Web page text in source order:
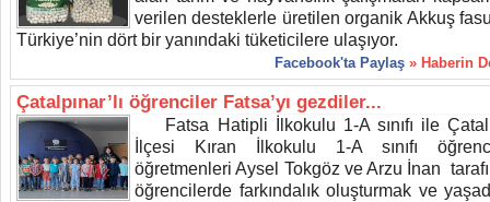
verilen desteklerle üretilen organik Akkuş
Türkiye’nin dört bir yanındaki tüketicilere ulaşıyor.
Facebook'ta Paylaş » Haberin
Çatalpınar’lı öğrenciler Fatsa’yı gezdiler...
Fatsa Hatipli İlkokulu 1-A sınıfı ile
İlçesi Kıran İlkokulu 1-A sınıfı
öğretmenleri Aysel Tokgöz ve Arzu İnan
öğrencilerde farkındalık oluşturmak ve